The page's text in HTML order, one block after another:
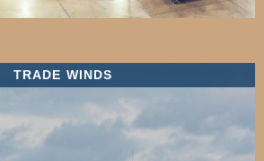
TRADE WINDS